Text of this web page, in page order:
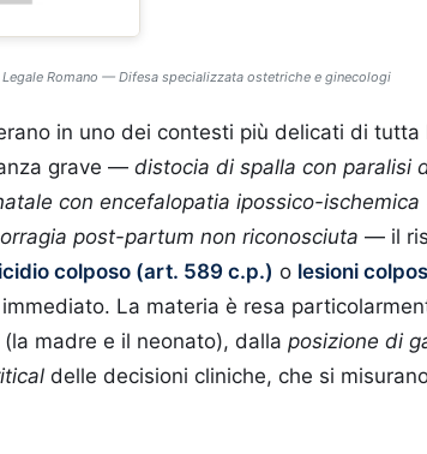
Romano — Difesa specializzata ostetriche e ginecologi
in uno dei contesti più delicati di tutta
grave — distocia di spalla con paralisi
con encefalopatia ipossico-ischemica
post-partum non riconosciuta — il
colposo (art. 589 c.p.) o lesioni
La materia è resa
(la madre e il neonato), dalla posizione di
delle decisioni cliniche, che si